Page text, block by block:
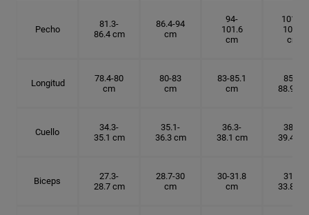
Pecho
81.3-
86.4 cm
86.4-94
cm
94-
101.6
cm
101.6-
109.2
cm
Longitud
78.4-80
cm
80-83
cm
83-85.1
cm
85.1-
88.9 cm
Cuello
34.3-
35.1 cm
35.1-
36.3 cm
36.3-
38.1 cm
38.1-
39.4 cm
Biceps
27.3-
28.7 cm
28.7-30
cm
30-31.8
cm
31.8-
33.8 cm